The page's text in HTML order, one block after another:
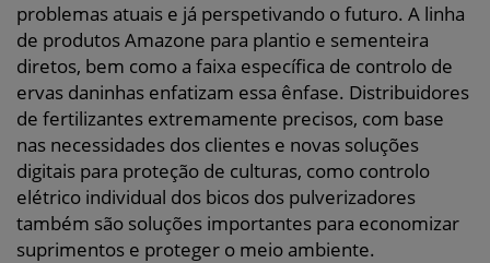
problemas atuais e já perspetivando o futuro. A linha
de produtos Amazone para plantio e sementeira
diretos, bem como a faixa específica de controlo de
ervas daninhas enfatizam essa ênfase. Distribuidores
de fertilizantes extremamente precisos, com base
nas necessidades dos clientes e novas soluções
digitais para proteção de culturas, como controlo
elétrico individual dos bicos dos pulverizadores
também são soluções importantes para economizar
suprimentos e proteger o meio ambiente.